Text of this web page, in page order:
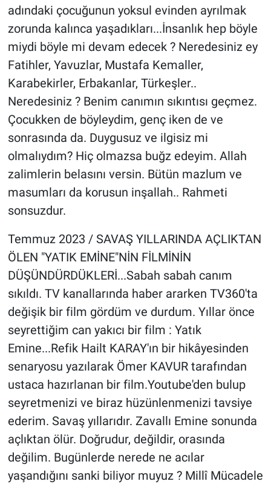
adındaki çocuğunun yoksul evinden ayrılmak
zorunda kalınca yaşadıkları...İnsanlık hep böyle
miydi böyle mi devam edecek ? Neredesiniz ey
Fatihler, Yavuzlar, Mustafa Kemaller,
Karabekirler, Erbakanlar, Türkeşler..
Neredesiniz ? Benim canımın sıkıntısı geçmez.
Çocukken de böyleydim, genç iken de ve
sonrasında da. Duygusuz ve ilgisiz mi
olmalıydım? Hiç olmazsa buğz edeyim. Allah
zalimlerin belasını versin. Bütün mazlum ve
masumları da korusun inşallah.. Rahmeti
sonsuzdur.
Temmuz 2023 / SAVAŞ YILLARINDA AÇLIKTAN
ÖLEN "YATIK EMİNE"NİN FİLMİNİN
DÜŞÜNDÜRDÜKLERİ...Sabah sabah canım
sıkıldı. TV kanallarında haber ararken TV360'ta
değişik bir film gördüm ve durdum. Yıllar önce
seyrettiğim can yakıcı bir film : Yatık
Emine...Refik Hailt KARAY'ın bir hikâyesinden
senaryosu yazılarak Ömer KAVUR tarafından
ustaca hazırlanan bir film.Youtube'den bulup
seyretmenizi ve biraz hüzünlenmenizi tavsiye
ederim. Savaş yıllarıdır. Zavallı Emine sonunda
açlıktan ölür. Doğrudur, değildir, orasında
değilim. Bugünlerde nerede ne acılar
yaşandığını sanki biliyor muyuz ? Millî Mücadele